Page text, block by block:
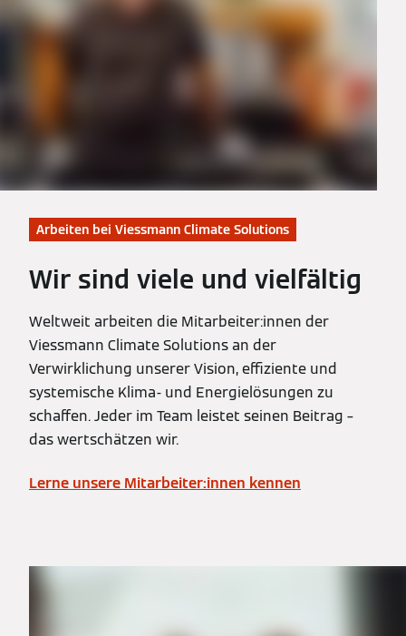
Arbeiten bei Viessmann Climate Solutions
Wir sind viele und vielfältig
Weltweit arbeiten die Mitarbeiter:innen der
Viessmann Climate Solutions an der
Verwirklichung unserer Vision, effiziente und
systemische Klima- und Energielösungen zu
schaffen. Jeder im Team leistet seinen Beitrag –
das wertschätzen wir.
Lerne unsere Mitarbeiter:innen kennen